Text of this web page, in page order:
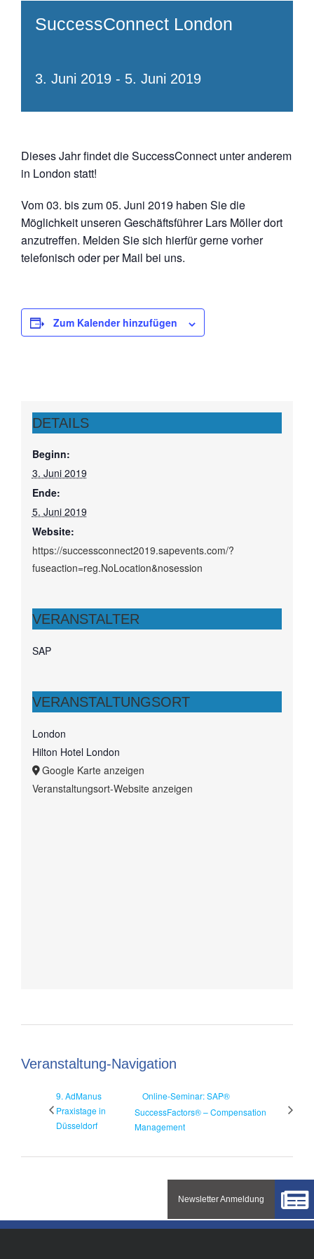
SuccessConnect London
3. Juni 2019 - 5. Juni 2019
Dieses Jahr findet die SuccessConnect unter anderem
in London statt!
Vom 03. bis zum 05. Juni 2019 haben Sie die
Möglichkeit unseren Geschäftsführer Lars Möller dort
anzutreffen. Melden Sie sich hierfür gerne vorher
telefonisch oder per Mail bei uns.
Zum Kalender hinzufügen
DETAILS
Beginn:
3. Juni 2019
Ende:
5. Juni 2019
Website:
https://successconnect2019.sapevents.com/?
fuseaction=reg.NoLocation&nosession
VERANSTALTER
SAP
VERANSTALTUNGSORT
London
Hilton Hotel London
Google Karte anzeigen
Veranstaltungsort-Website anzeigen
Veranstaltung-Navigation
9. AdManus
Praxistage in
Düsseldorf
Online-Seminar: SAP®
SuccessFactors® – Compensation
Management